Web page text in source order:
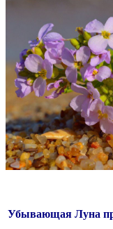
Убывающая Луна